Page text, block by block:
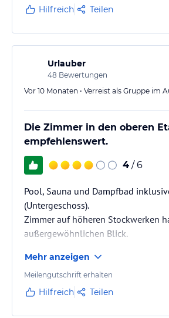
wunderschön und bietet neben
Hilfreich Teilen
Urlauber
48 Bewertungen
Vor 10 Monaten • Verreist als Gruppe im
Die Zimmer in den oberen
empfehlenswert.
4 / 6
Pool, Sauna und Dampfbad
(Untergeschoss).
Zimmer auf höheren Stockwerken
außergewöhnlichen Blick.
Mehr anzeigen
Meilengutschrift erhalten
Hilfreich Teilen